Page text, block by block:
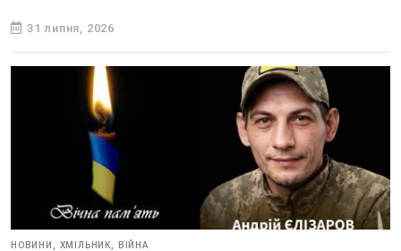
31 липня, 2026
НОВИНИ, ХМІЛЬНИК, ВІЙНА